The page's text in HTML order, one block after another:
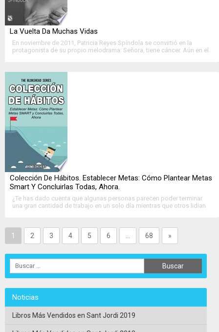
La Vuelta Da Muchas Vidas
En noviembre de 2011, Patricia Reyes Spíndola se convirtió en la
protagonista de su propio melodrama: Señora, tiene cáncer. Aún en el
>>Ver Ficha Completa
Colección De Hábitos. Establecer Metas: Cómo Plantear Metas
Smart Y Concluirlas Todas, Ahora.
¿Te has dado cuenta que algunas personas parecen poder terminar
una gran cantidad de trabajo en un solo día mientras que otros lidian
1 2 3 4 5 6 68 »
Noticias
Libros Más Vendidos en Sant Jordi 2019